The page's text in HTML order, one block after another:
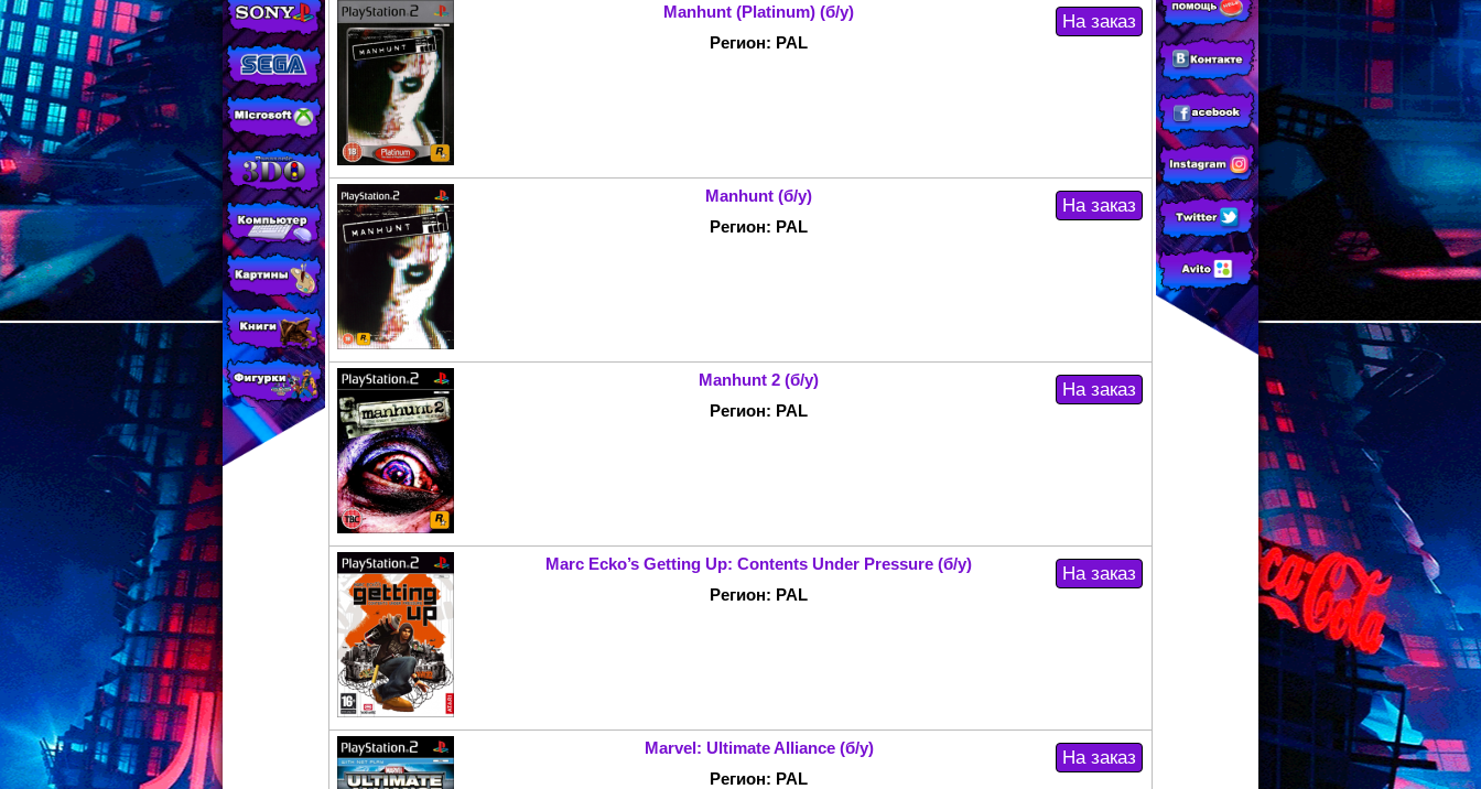
МАГАЗИНЕ
CONSOLESSHOP
Manhunt (Platinum) (б/у)
Регион: PAL
Manhunt (б/у)
Регион: PAL
Manhunt 2 (б/у)
Регион: PAL
Marc Ecko’s Getting Up: Contents Under Pressure (б/у)
Регион: PAL
Marvel: Ultimate Alliance (б/у)
Регион: PAL